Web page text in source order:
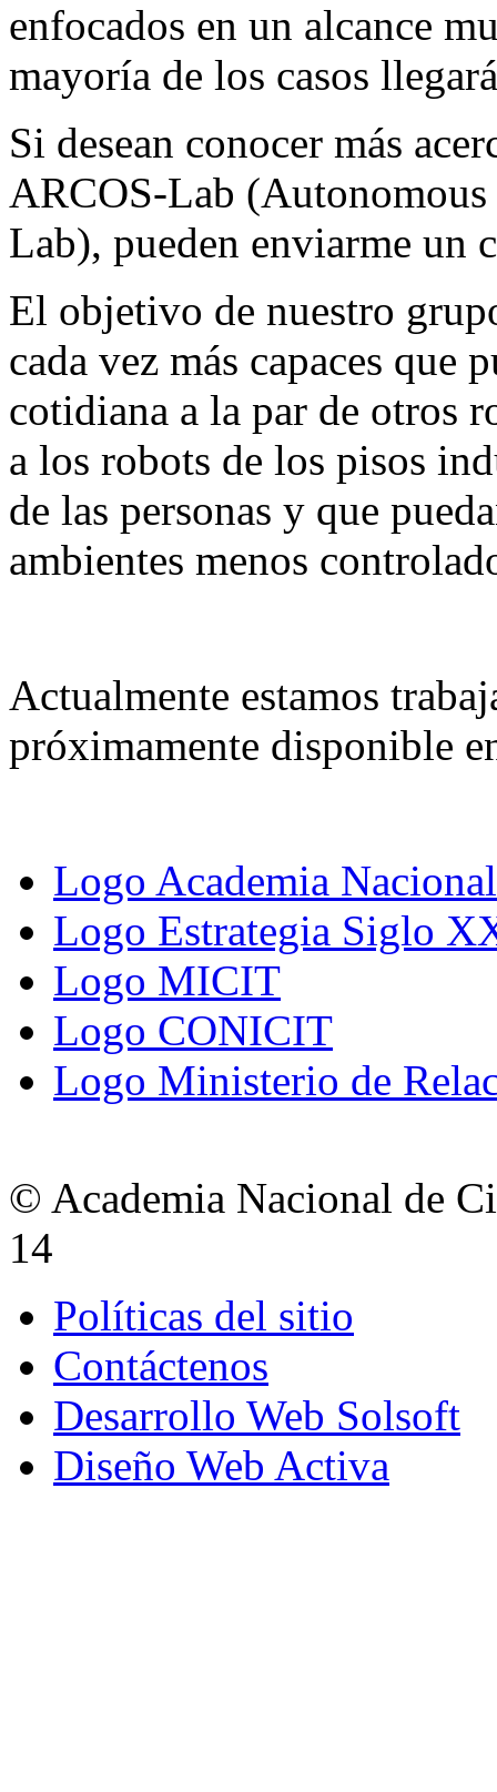
enfocados en un alcance
mayoría de los casos
Si desean conocer más
ARCOS-Lab
Lab), pueden enviarme un
El objetivo de nuestro
cada vez más capaces que
cotidiana a la par de otros
a los robots de los pisos
de las personas y que
ambientes menos
Actualmente estamos
próximamente disponible
Logo Academia
Logo Estrategia Siglo
Logo MICIT
Logo CONICIT
Logo Ministerio de
© Academia Nacional de
14
Políticas del sitio
Contáctenos
Desarrollo Web Solsoft
Diseño Web Activa